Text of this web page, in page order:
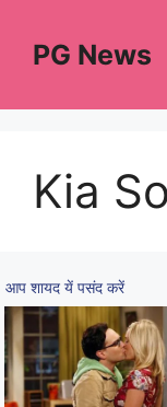
contentPG News
Kia